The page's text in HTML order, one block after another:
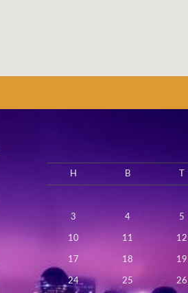
H B
3 4 5
10 11 12
17 18 19
24 25 26